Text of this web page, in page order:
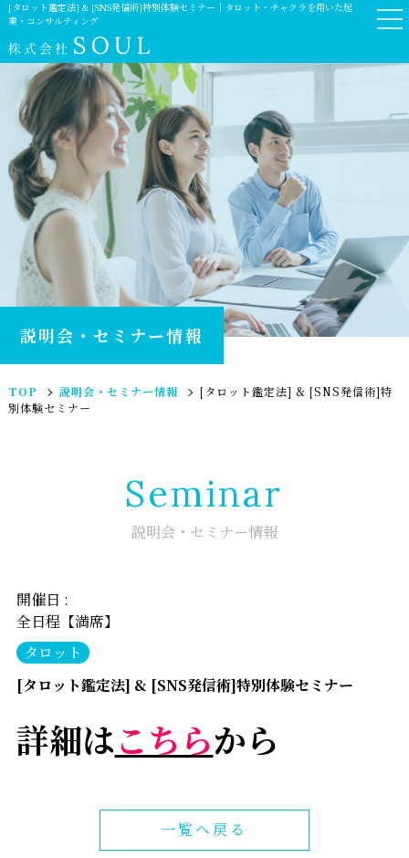
[タロット鑑定法] & [SNS発信術]特別体験セミナー｜タロット・チャクラを用いた起
業・コンサルティング
説明会・セミナー情報
TOP 説明会・セミナー情報
[タロット鑑定法] & [SNS発信術]特
別体験セミナー
Seminar
説明会・セミナー情報
開催日 :
全日程【満席】
タロット
[タロット鑑定法] & [SNS発信術]特別体験セミナー
詳細はこちらから
一覧へ戻る